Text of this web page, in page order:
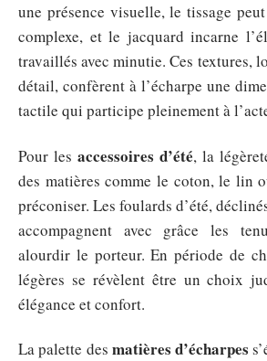
une présence visuelle, le tissage
complexe, et le jacquard incarne
travaillés avec minutie. Ces textures,
détail, confèrent à l’écharpe une
tactile qui participe pleinement à
Pour les accessoires d’été, la
des matières comme le coton, le lin
préconiser. Les foulards d’été,
accompagnent avec grâce les
alourdir le porteur. En période de
légères se révèlent être un choix
élégance et confort.
La palette des matières d’écharpes